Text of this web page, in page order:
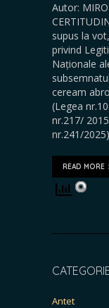
Autor:
supus la
privind
Naționale
ceream
(Legea
nr.217/
nr.241/
READ MORE
Antet